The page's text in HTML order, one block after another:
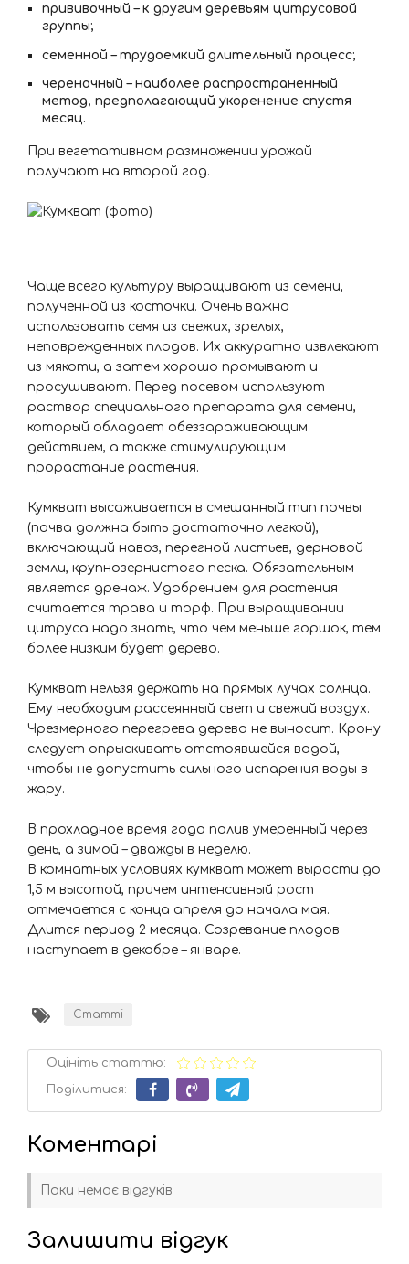
прививочный – к другим деревьям цитрусовой
группы;
семенной – трудоемкий длительный процесс;
череночный – наиболее распространенный
метод, предполагающий укоренение спустя
месяц.
При вегетативном размножении урожай
получают на второй год.
Чаще всего культуру выращивают из семени,
полученной из косточки. Очень важно
использовать семя из свежих, зрелых,
неповрежденных плодов. Их аккуратно извлекают
из мякоти, а затем хорошо промывают и
просушивают. Перед посевом используют
раствор специального препарата для семени,
который обладает обеззараживающим
действием, а также стимулирующим
прорастание растения.
Кумкват высаживается в смешанный тип почвы
(почва должна быть достаточно легкой),
включающий навоз, перегной листьев, дерновой
земли, крупнозернистого песка. Обязательным
является дренаж. Удобрением для растения
считается трава и торф. При выращивании
цитруса надо знать, что чем меньше горшок, тем
более низким будет дерево.
Кумкват нельзя держать на прямых лучах солнца.
Ему необходим рассеянный свет и свежий воздух.
Чрезмерного перегрева дерево не выносит. Крону
следует опрыскивать отстоявшейся водой,
чтобы не допустить сильного испарения воды в
жару.
В прохладное время года полив умеренный через
день, а зимой – дважды в неделю.
В комнатных условиях кумкват может вырасти до
1,5 м высотой, причем интенсивный рост
отмечается с конца апреля до начала мая.
Длится период 2 месяца. Созревание плодов
наступает в декабре – январе.
Статті
Оцініть статтю:
Поділитися:
Коментарі
Поки немає відгуків
Залишити відгук